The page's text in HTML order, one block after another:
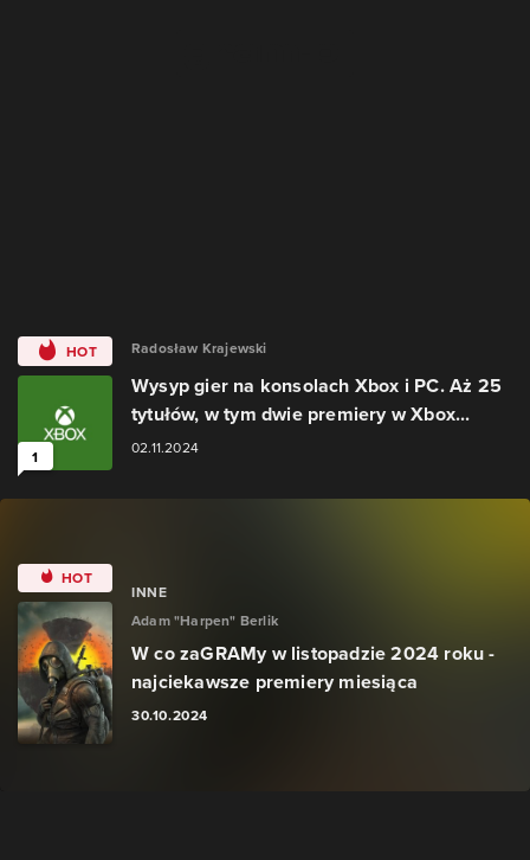
HOT
1
Radosław Krajewski
Wysyp gier na konsolach Xbox i PC. Aż 25
tytułów, w tym dwie premiery w Xbox...
02.11.2024
HOT
INNE
Adam "Harpen" Berlik
W co zaGRAMy w listopadzie 2024 roku -
najciekawsze premiery miesiąca
30.10.2024